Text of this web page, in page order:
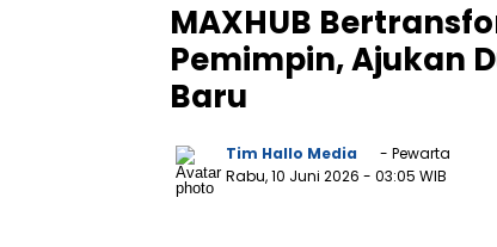
MAXHUB
Pemimpin, Ajukan
Baru
Tim Hallo Media
- Pewarta
Rabu, 10 Juni 2026 - 03:05 WIB